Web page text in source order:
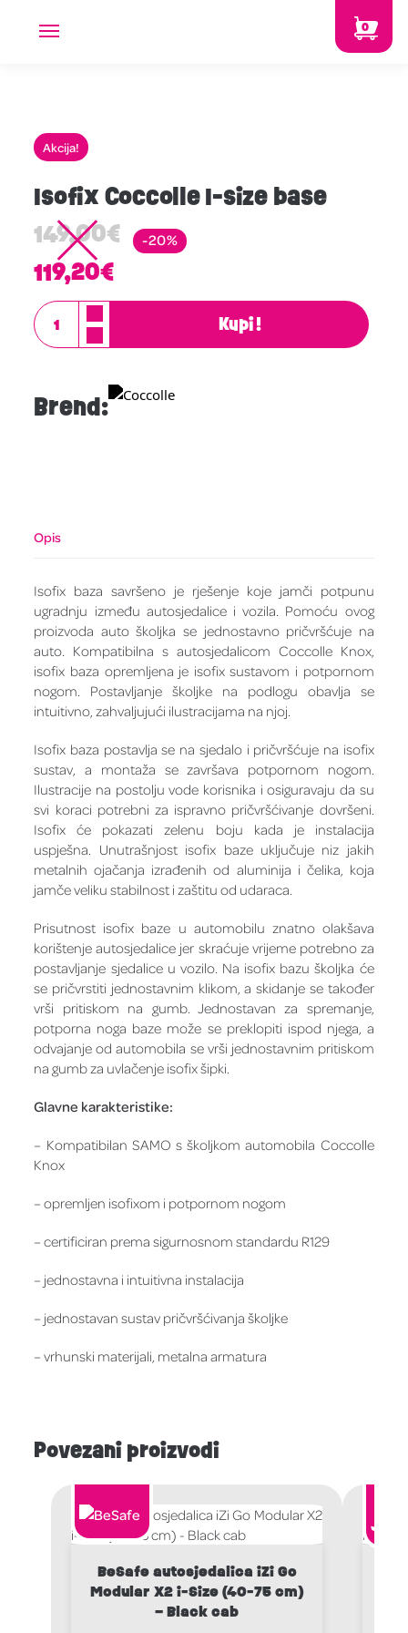
0
Akcija!
Isofix Coccolle I-size base
149,00€
119,20€
-20%
Kupi!
Brend:
Opis
Isofix baza savršeno je rješenje koje jamči potpunu
ugradnju između autosjedalice i vozila. Pomoću ovog
proizvoda auto školjka se jednostavno pričvršćuje na
auto. Kompatibilna s autosjedalicom Coccolle Knox,
isofix baza opremljena je isofix sustavom i potpornom
nogom. Postavljanje školjke na podlogu obavlja se
intuitivno, zahvaljujući ilustracijama na njoj.
Isofix baza postavlja se na sjedalo i pričvršćuje na isofix
sustav, a montaža se završava potpornom nogom.
Ilustracije na postolju vode korisnika i osiguravaju da su
svi koraci potrebni za ispravno pričvršćivanje dovršeni.
Isofix će pokazati zelenu boju kada je instalacija
uspješna. Unutrašnjost isofix baze uključuje niz jakih
metalnih ojačanja izrađenih od aluminija i čelika, koja
jamče veliku stabilnost i zaštitu od udaraca.
Prisutnost isofix baze u automobilu znatno olakšava
korištenje autosjedalice jer skraćuje vrijeme potrebno za
postavljanje sjedalice u vozilo. Na isofix bazu školjka će
se pričvrstiti jednostavnim klikom, a skidanje se također
vrši pritiskom na gumb. Jednostavan za spremanje,
potporna noga baze može se preklopiti ispod njega, a
odvajanje od automobila se vrši jednostavnim pritiskom
na gumb za uvlačenje isofix šipki.
Glavne karakteristike:
– Kompatibilan SAMO s školjkom automobila Coccolle
Knox
– opremljen isofixom i potpornom nogom
– certificiran prema sigurnosnom standardu R129
– jednostavna i intuitivna instalacija
– jednostavan sustav pričvršćivanja školjke
– vrhunski materijali, metalna armatura
Povezani proizvodi
BeSafe autosjedalica iZi Go
Modular X2 i-Size (40-75 cm)
– Black cab